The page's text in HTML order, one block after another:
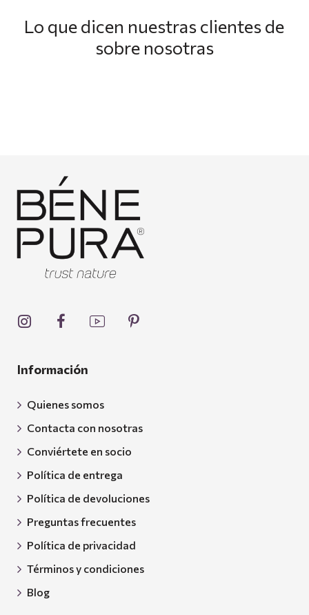
Lo que dicen nuestras clientes de
sobre nosotras
Información
Quienes somos
Contacta con nosotras
Conviértete en socio
Política de entrega
Política de devoluciones
Preguntas frecuentes
Política de privacidad
Términos y condiciones
Blog